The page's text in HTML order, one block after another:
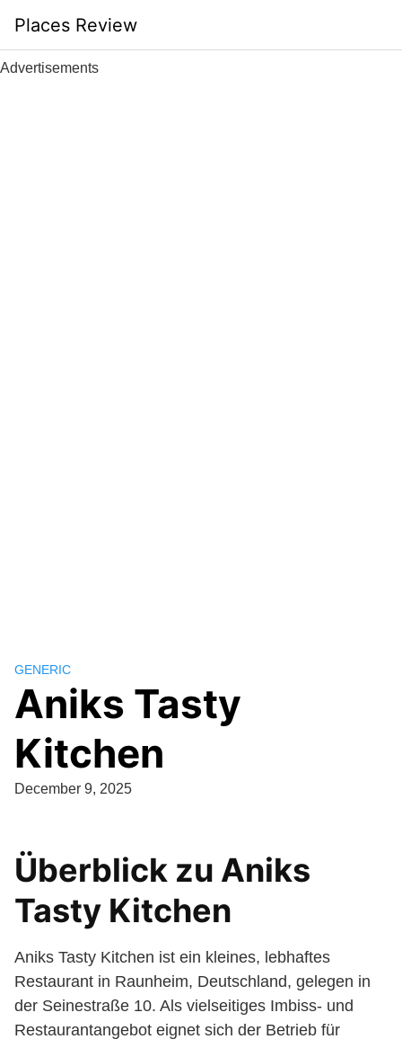
content
Places Review
Advertisements
GENERIC
Aniks Tasty
Kitchen
December 9, 2025
Überblick zu Aniks
Tasty Kitchen
Aniks Tasty Kitchen ist ein kleines, lebhaftes
Restaurant in Raunheim, Deutschland, gelegen in
der Seinestraße 10. Als vielseitiges Imbiss- und
Restaurantangebot eignet sich der Betrieb für